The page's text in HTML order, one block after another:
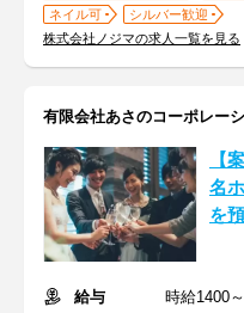
ネイル可
シルバー歓迎
株式会社ノジマの求人一覧を見る
有限会社あさのコーポレーシ
【
名
を
給与
時給1400